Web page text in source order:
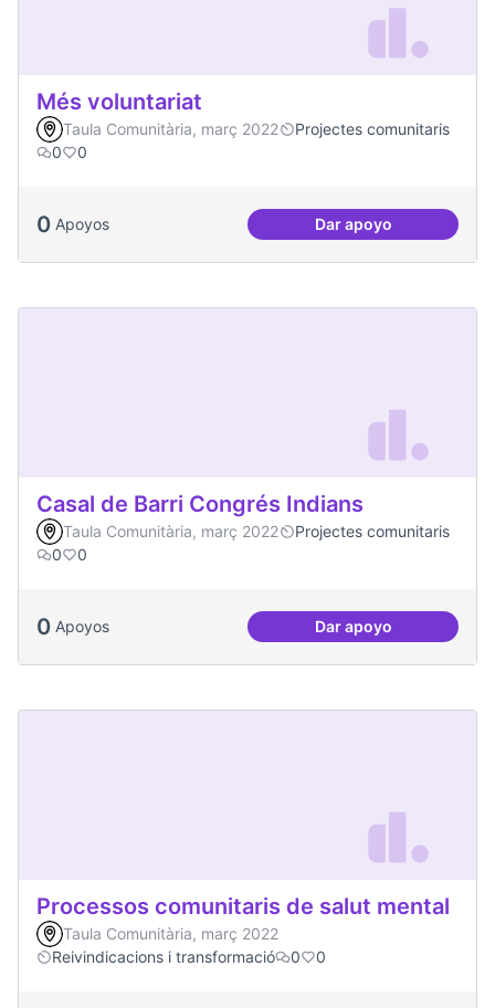
Més voluntariat
Taula Comunitària, març 2022
Projectes comunitaris
0
0
0 Apoyos Dar apoyoMés voluntariat
Casal de Barri Congrés Indians
Taula Comunitària, març 2022
Projectes comunitaris
0
0
0 Apoyos Dar apoyoCasal de Barri
Processos comunitaris de salut mental
Taula Comunitària, març 2022
Reivindicacions i transformació
0 0